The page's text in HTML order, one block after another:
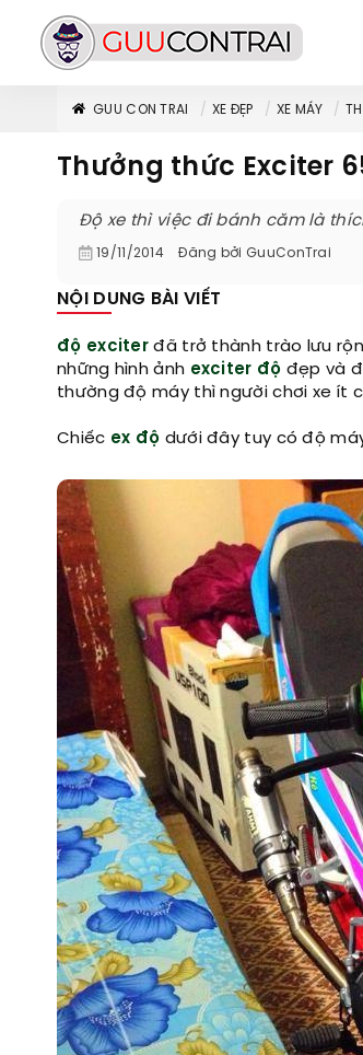
GUU CON TRAI XE ĐẸP XE MÁY
Thưởng thức Exciter
Độ xe thì việc đi bánh căm là
19/11/2014 Đăng bởi GuuConTrai
NỘI DUNG BÀI VIẾT
độ exciter đã trở thành trào lưu
những hình ảnh exciter độ đẹp và
thường độ máy thì người chơi xe ít
Chiếc ex độ dưới đây tuy có độ